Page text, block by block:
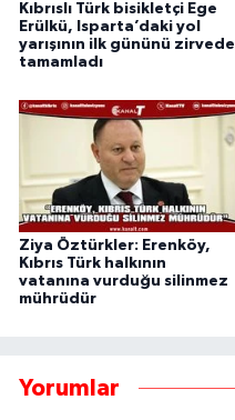
Kıbrıslı Türk bisikletçi Ege
Erülkü, Isparta’daki yol
yarışının ilk gününü zirvede
tamamladı
Ziya Öztürkler: Erenköy,
Kıbrıs Türk halkının
vatanına vurduğu silinmez
mührüdür
Yorumlar